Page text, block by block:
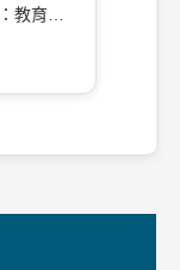
教育專